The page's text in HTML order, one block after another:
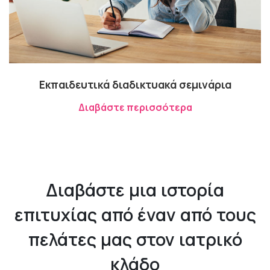
Εκπαιδευτικά διαδικτυακά σεμινάρια
Διαβάστε περισσότερα
Διαβάστε μια ιστορία
επιτυχίας από έναν από τους
πελάτες μας στον ιατρικό
κλάδο